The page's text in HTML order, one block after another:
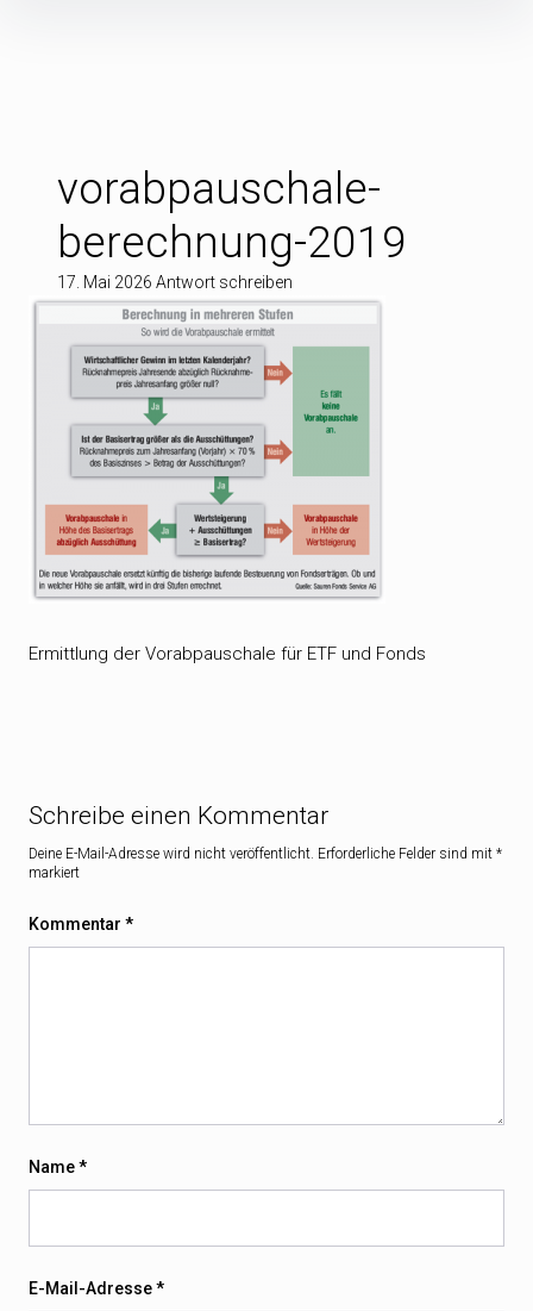
vorabpauschale-
berechnung-2019
17. Mai 2026 Antwort schreiben
Ermittlung der Vorabpauschale für ETF und Fonds
Schreibe einen Kommentar
Deine E-Mail-Adresse wird nicht veröffentlicht. Erforderliche Felder sind mit *
markiert
Kommentar *
Name*
E-Mail-Adresse*